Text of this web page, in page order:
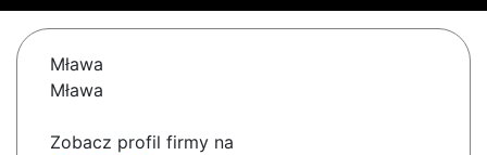
Mława
Mława
Zobacz profil firmy na